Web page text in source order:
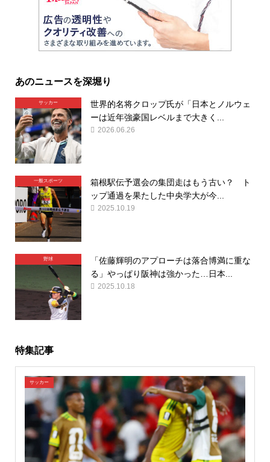
あのニュースを深堀り
サッカー
世界的名将クロップ氏が「日本とノルウェ
ーは近年強豪国レベルまで大きく...
2026.06.26
一般スポーツ
箱根駅伝予選会の集団走はもう古い？ ト
ップ通過を果たした中央学大が今...
2025.10.19
野球
「佐藤輝明のアプローチは落合博満に重な
る」やっぱり阪神は強かった…日本...
2025.10.18
特集記事
サッカー